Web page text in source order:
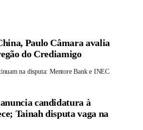
Paulo Câmara avalia
do Crediamigo
na disputa: Mentore Bank e INEC
candidatura à
Tainah disputa vaga na